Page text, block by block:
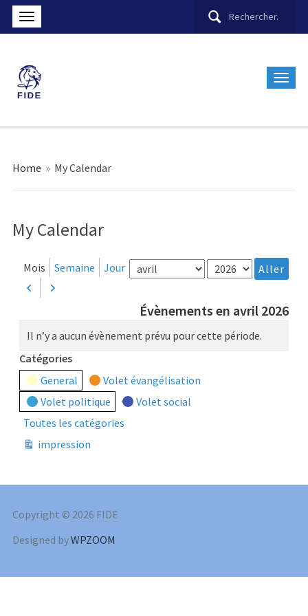
Home » My Calendar
My Calendar
Mois Semaine Jour Mois
Année
Précédent
Suivant
Évènements en avril 2026
Il n’y a aucun évènement prévu pour cette période.
Catégories
General
Volet évangélisation
Volet politique
Volet social
Toutes les catégories
Vue
impression
Copyright © 2026 FIDE
Designed byWPZOOM